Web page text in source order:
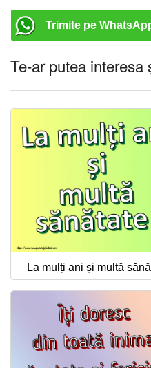
Trimite pe
Te-ar putea interesa
La mulți ani și multă